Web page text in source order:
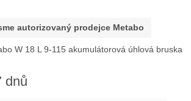
autorizovaný prodejce Metabo
W 18 L 9-115 akumulátorová úhlová bruska
dnů